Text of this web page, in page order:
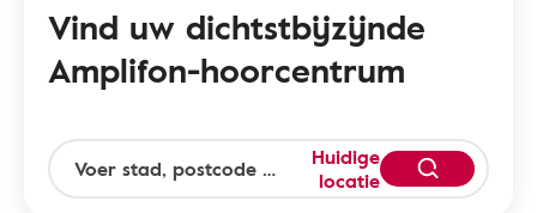
Vind uw dichtstbijzijnde
Amplifon-hoorcentrum
Huidige
locatie